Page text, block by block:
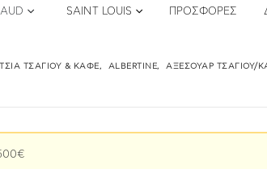
SAINT LOUIS ΠΡΟΣΦΟΡΈΣ
ΤΣΑΓΙΟΎ & ΚΑΦΈ, ALBERTINE, ΑΞΕΣΟΥΆΡ ΤΣΑΓΙΟΎ/